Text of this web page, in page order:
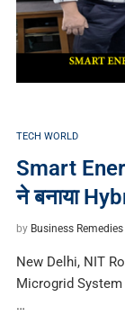
TECH WORLD
Smart
ने बनाया
by Business Remedies
New Delhi, NIT
Microgrid System
…